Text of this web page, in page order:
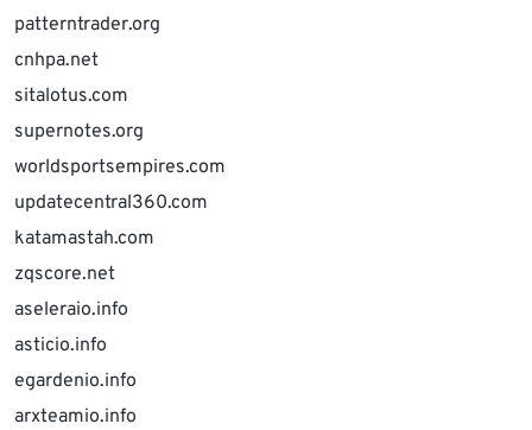
patterntrader.org
cnhpa.net
sitalotus.com
supernotes.org
worldsportsempires.com
updatecentral360.com
katamastah.com
zqscore.net
aseleraio.info
asticio.info
egardenio.info
arxteamio.info